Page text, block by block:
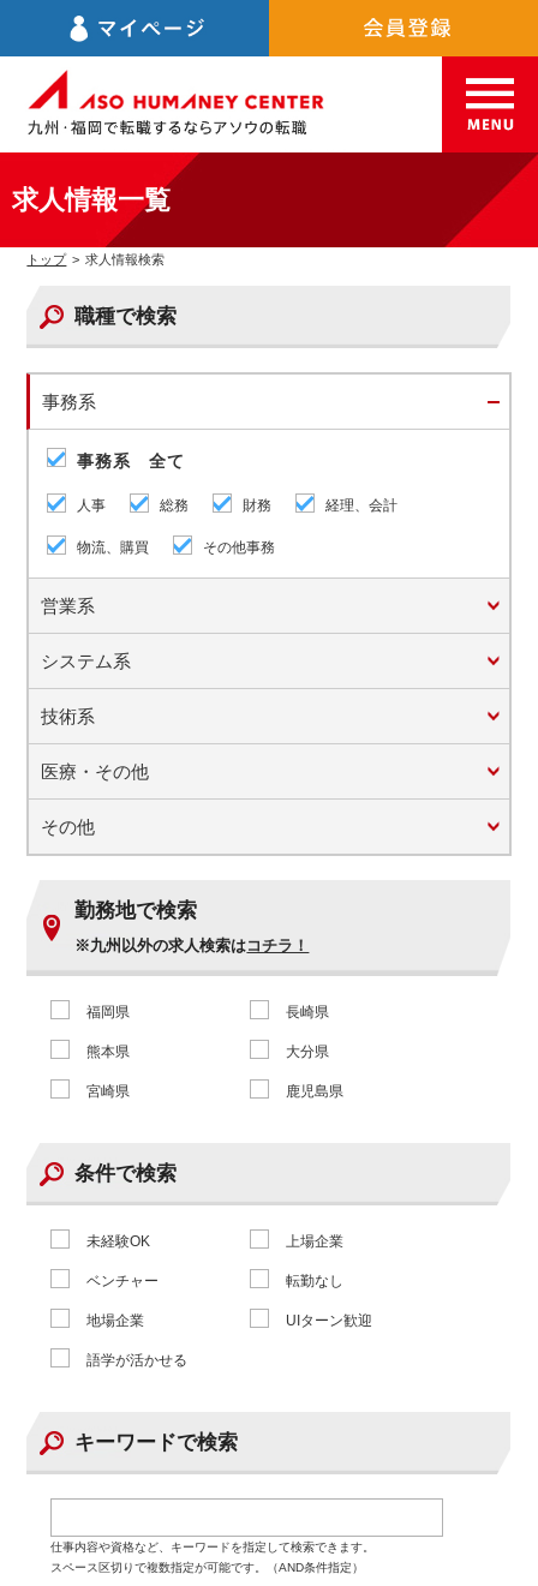
求人情報一覧
トップ > 求人情報検索
職種で検索
事務系
事務系 全て
人事 総務 財務 経理、会計
物流、購買 その他事務
営業系
システム系
技術系
医療・その他
その他
勤務地で検索
※九州以外の求人検索はコチラ！
福岡県 長崎県
熊本県 大分県
宮崎県 鹿児島県
条件で検索
未経験OK 上場企業
ベンチャー 転勤なし
地場企業 UIターン歓迎
語学が活かせる
キーワードで検索
仕事内容や資格など、キーワードを指定して検索できます。
スペース区切りで複数指定が可能です。（AND条件指定）